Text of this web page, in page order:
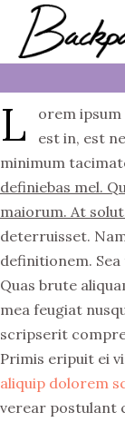
L
orem
est in, est
minimum
definiebas mel.
maiorum. At
deterruisset.
definitionem.
Quas brute
mea feugiat
scripserit
Primis eripuit ei
aliquip dolorem
verear postulant